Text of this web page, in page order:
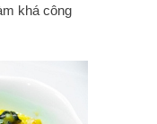
khá công